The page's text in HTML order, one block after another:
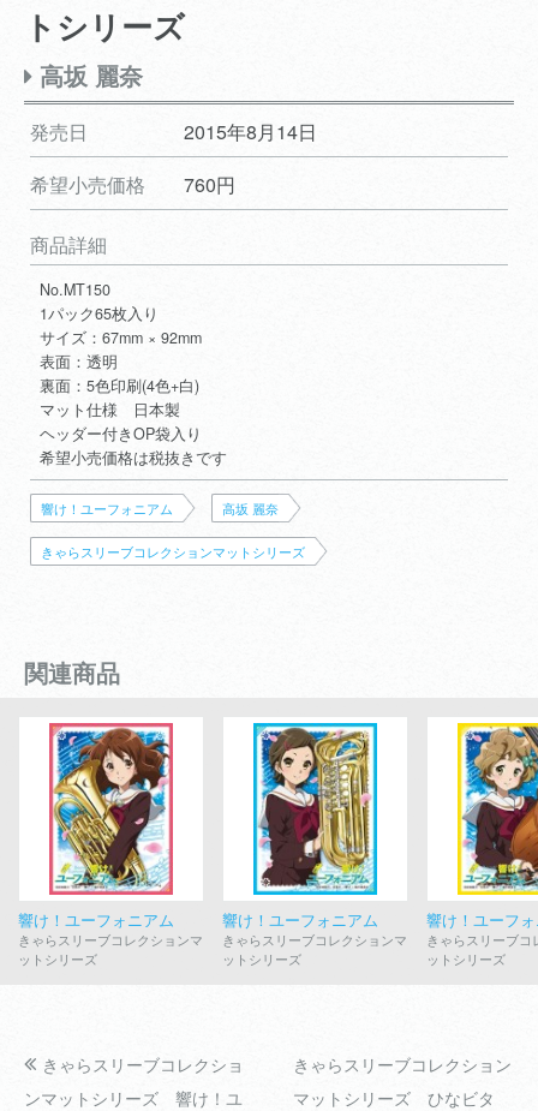
トシリーズ
高坂 麗奈
発売日
2015年8月14日
希望小売価格
760円
商品詳細
No.MT150
1パック65枚入り
サイズ：67mm × 92mm
表面：透明
裏面：5色印刷(4色+白)
マット仕様 日本製
ヘッダー付きOP袋入り
希望小売価格は税抜きです
響け！ユーフォニアム 高坂 麗奈
きゃらスリーブコレクションマットシリーズ
関連商品
響け！ユーフォニアム
きゃらスリーブコレクションマ
ットシリーズ
響け！ユーフォニアム
きゃらスリーブコレクションマ
ットシリーズ
響け！ユーフ
きゃらスリーブコ
ットシリーズ
きゃらスリーブコレクショ
ンマットシリーズ 響け！ユ
きゃらスリーブコレクション
マットシリーズ ひなビタ